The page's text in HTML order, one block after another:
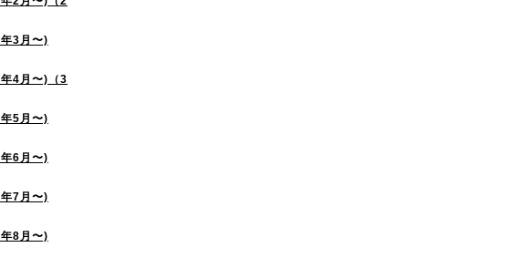
3月〜)
4月〜)（3
5月〜)
6月〜)
7月〜)
8月〜)